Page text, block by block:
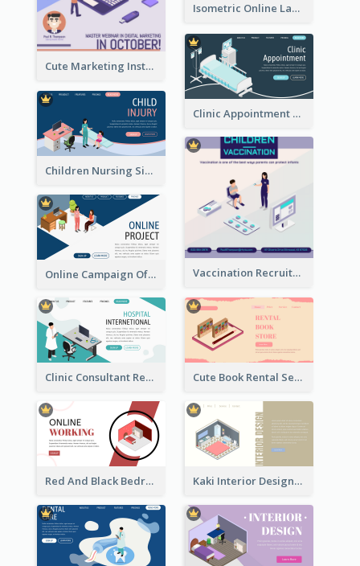
Isometric Online Language Learning Instagram Pos
Cute Marketing Instagram Post With Isometric Diagram
Clinic Appointment Landing Page With Isometric Diagram
Children Nursing Sign Up Page With Isometric Diagram
Vaccination Recruitment Instagram Post With Isometric Diagram
Online Campaign Of Recruiting Donors With Isometric Display
Clinic Consultant Register Page With Isometric Diagram Cute Book Rental Service Landing Site
Red And Black Bedroom Cool Web Banner Kaki Interior Designer Landing Page With Isometric Diagram